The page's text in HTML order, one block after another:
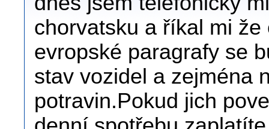
chorvatsku a říkal mi
evropské paragrafy se
stav vozidel a zejména
potravin.Pokud jich